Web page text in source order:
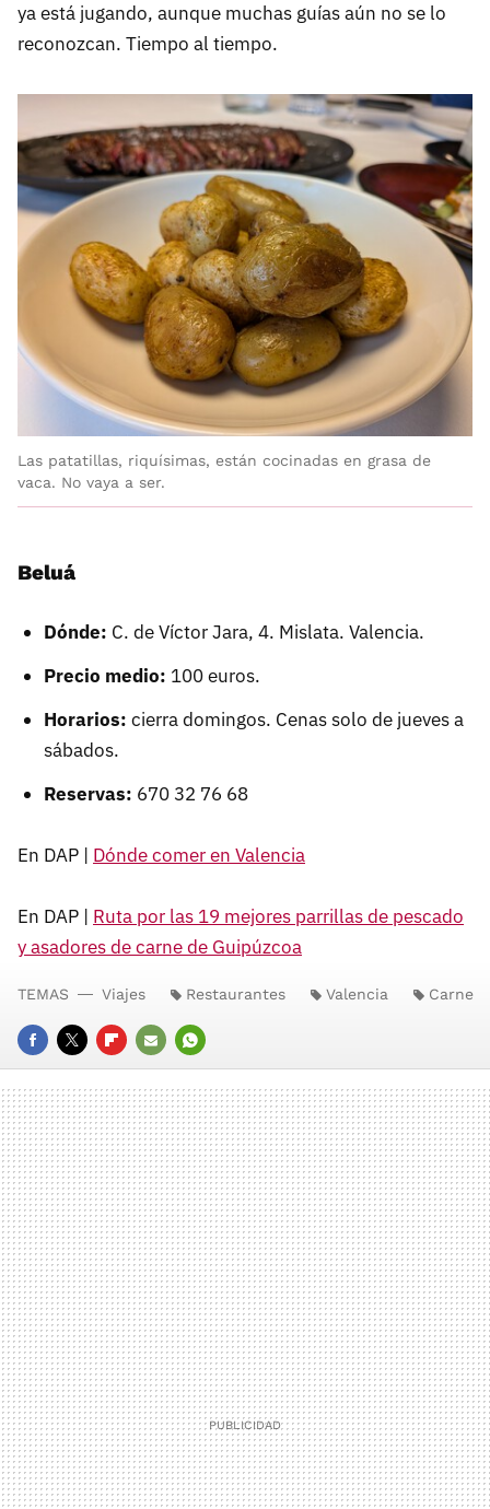
ya está jugando, aunque muchas guías aún no se lo
reconozcan. Tiempo al tiempo.
Las patatillas, riquísimas, están cocinadas en grasa de
vaca. No vaya a ser.
Beluá
Dónde: C. de Víctor Jara, 4. Mislata. Valencia.
Precio medio: 100 euros.
Horarios: cierra domingos. Cenas solo de jueves a
sábados.
Reservas: 670 32 76 68
En DAP | Dónde comer en Valencia
En DAP | Ruta por las 19 mejores parrillas de pescado
y asadores de carne de Guipúzcoa
FACEBOOK
TWITTERFLIPBOARD
E-
MAIL
WHATSAPP
TEMAS Viajes Restaurantes Valencia Carne